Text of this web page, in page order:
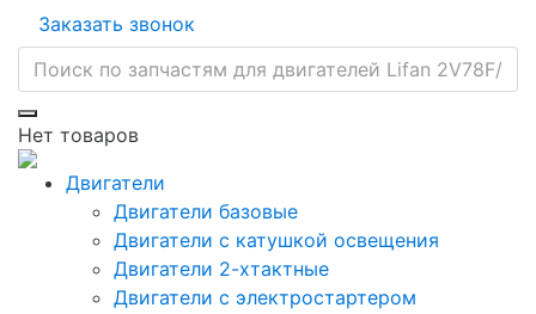
Заказать звонок
Нет товаров
Двигатели
Двигатели базовые
Двигатели с катушкой освещения
Двигатели 2-хтактные
Двигатели с электростартером